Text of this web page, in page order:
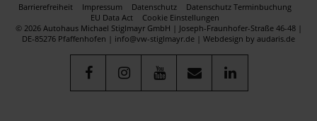
Barrierefreiheit Impressum Datenschutz
Datenschutz Terminbuchung
EU Data Act
Cookie Einstellungen
© 2026 Autohaus Michael Stiglmayr GmbH | Joseph-Fraunhofer-Straße 46-48 |
DE-85276 Pfaffenhofen | info@vw-stiglmayr.de | Webdesign by audaris.de